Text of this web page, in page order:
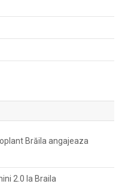
Brăila angajeaza
2.0 la Braila